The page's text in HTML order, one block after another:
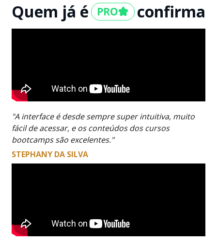
Quem já é confirma
"A interface é desde sempre super intuitiva, muito
fácil de acessar, e os conteúdos dos cursos
bootcamps são excelentes."
STEPHANY DA SILVA